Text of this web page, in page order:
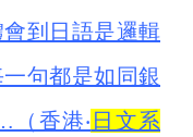
到日語是邏輯
句都是如同銀
（香港‧ 日文系